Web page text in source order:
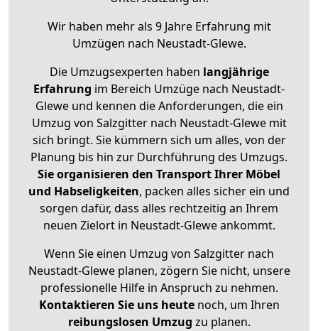
Wir haben mehr als 9 Jahre Erfahrung mit
Umzügen nach Neustadt-Glewe.
Die Umzugsexperten haben langjährige
Erfahrung im Bereich Umzüge nach Neustadt-
Glewe und kennen die Anforderungen, die ein
Umzug von Salzgitter nach Neustadt-Glewe mit
sich bringt. Sie kümmern sich um alles, von der
Planung bis hin zur Durchführung des Umzugs.
Sie organisieren den Transport Ihrer Möbel
und Habseligkeiten, packen alles sicher ein und
sorgen dafür, dass alles rechtzeitig an Ihrem
neuen Zielort in Neustadt-Glewe ankommt.
Wenn Sie einen Umzug von Salzgitter nach
Neustadt-Glewe planen, zögern Sie nicht, unsere
professionelle Hilfe in Anspruch zu nehmen.
Kontaktieren Sie uns heutenoch, um Ihren
reibungslosen Umzug zu planen.